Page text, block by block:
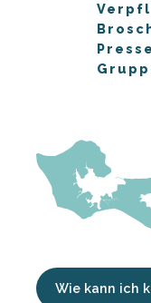
Presse
Wie kann ich